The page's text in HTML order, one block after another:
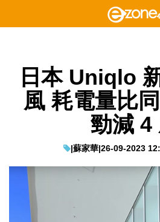
日本 Uniqlo
風 耗電量比
勁減 4
|蘇家華|26-09-2023